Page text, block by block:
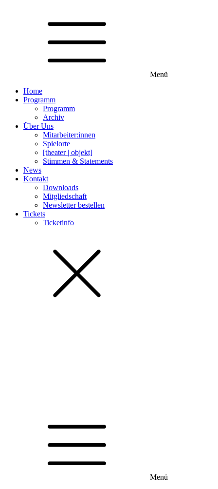
Menü
Home
Programm
Programm
Archiv
Über Uns
Mitarbeiter:innen
Spielorte
[theater | objekt]
Stimmen & Statements
News
Kontakt
Downloads
Mitgliedschaft
Newsletter bestellen
Tickets
Ticketinfo
Menü